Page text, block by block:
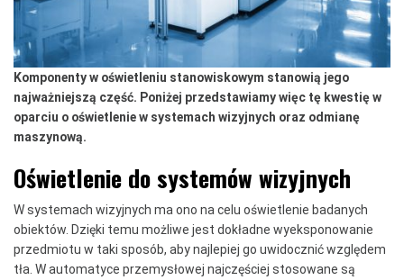
Komponenty w oświetleniu stanowiskowym stanowią jego
najważniejszą część. Poniżej przedstawiamy więc tę kwestię w
oparciu o oświetlenie w systemach wizyjnych oraz odmianę
maszynową.
Oświetlenie do systemów wizyjnych
W systemach wizyjnych ma ono na celu oświetlenie badanych
obiektów. Dzięki temu możliwe jest dokładne wyeksponowanie
przedmiotu w taki sposób, aby najlepiej go uwidocznić względem
tła. W automatyce przemysłowej najczęściej stosowane są